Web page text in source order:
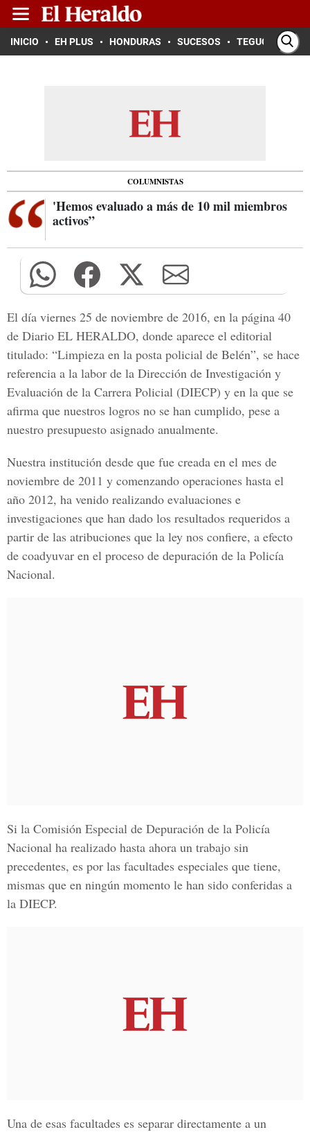
INICIO EH PLUS HONDURAS SUCESOS TEGUCIGALPA
COLUMNISTAS
'Hemos evaluado a más de 10 mil miembros
activos”
El día viernes 25 de noviembre de 2016, en la página 40
de Diario EL HERALDO, donde aparece el editorial
titulado: “Limpieza en la posta policial de Belén”, se hace
referencia a la labor de la Dirección de Investigación y
Evaluación de la Carrera Policial (DIECP) y en la que se
afirma que nuestros logros no se han cumplido, pese a
nuestro presupuesto asignado anualmente.
Nuestra institución desde que fue creada en el mes de
noviembre de 2011 y comenzando operaciones hasta el
año 2012, ha venido realizando evaluaciones e
investigaciones que han dado los resultados requeridos a
partir de las atribuciones que la ley nos confiere, a efecto
de coadyuvar en el proceso de depuración de la Policía
Nacional.
Si la Comisión Especial de Depuración de la Policía
Nacional ha realizado hasta ahora un trabajo sin
precedentes, es por las facultades especiales que tiene,
mismas que en ningún momento le han sido conferidas a
la DIECP.
Una de esas facultades es separar directamente a un